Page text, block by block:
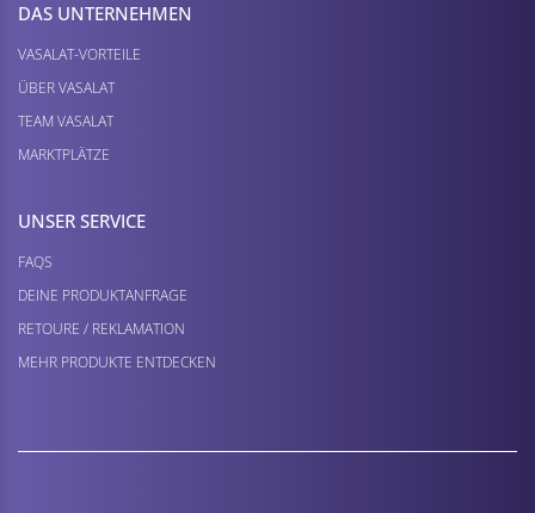
DAS UNTERNEHMEN
VASALAT-VORTEILE
ÜBER VASALAT
TEAM VASALAT
MARKTPLÄTZE
UNSER SERVICE
FAQS
DEINE PRODUKTANFRAGE
RETOURE / REKLAMATION
MEHR PRODUKTE ENTDECKEN